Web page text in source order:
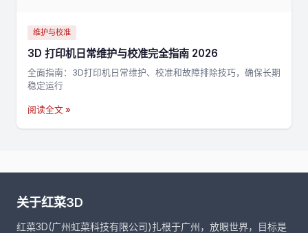
维护与校准
3D 打印机日常维护与校准完全指南 2026
全面指南：3D打印机日常维护、校准和故障排除技巧，确保长期
稳定运行
阅读全文 »
关于红菜3D
红菜3D(广州虹菜科技有限公司)扎根于广州，放眼世界，目标是